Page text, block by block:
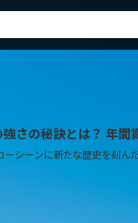
さの秘訣とは？ 年間
ーンに新たな歴史を刻ん